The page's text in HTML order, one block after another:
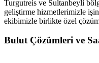
Turgutreis ve Sultanbeyli
geliştirme hizmetlerimizle
ekibimizle birlikte özel
Bulut Çözümleri ve